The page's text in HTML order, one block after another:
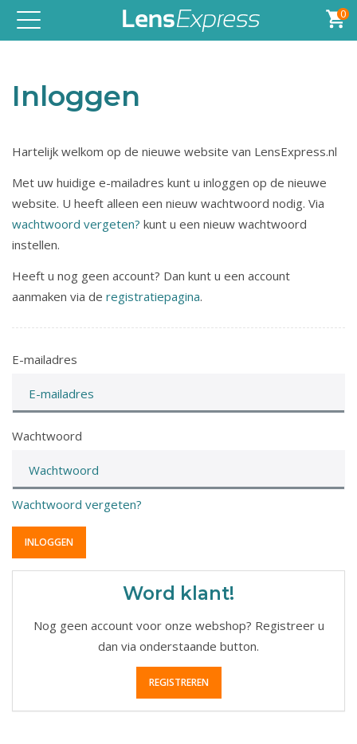
Toggle
navigation
0
Inloggen
Hartelijk welkom op de nieuwe website van LensExpress.nl
Met uw huidige e-mailadres kunt u inloggen op de nieuwe
website. U heeft alleen een nieuw wachtwoord nodig. Via
wachtwoord vergeten? kunt u een nieuw wachtwoord
instellen.
Heeft u nog geen account? Dan kunt u een account
aanmaken via de registratiepagina.
E-mailadres
Wachtwoord
Wachtwoord vergeten?
Word klant!
Nog geen account voor onze webshop? Registreer u
dan via onderstaande button.
REGISTREREN